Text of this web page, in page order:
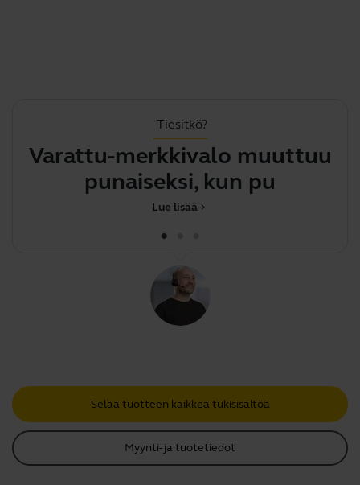
Tiesitkö?
Varattu-merkkivalo muuttuu
punaiseksi, kun puhut pu
chevron_right
Lue lisää
Selaa tuotteen kaikkea tukisisältöä
Myynti- ja tuotetiedot